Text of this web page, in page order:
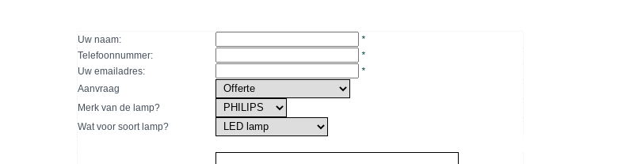
Uw naam:
*
Telefoonnummer:
*
Uw emailadres:
*
Aanvraag
Merk van de lamp?
Wat voor soort lamp?